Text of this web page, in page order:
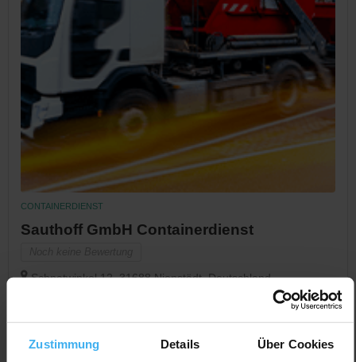
Zustimmung Details Über Cookies
CONTAINERDIENST
Sauthoff GmbH Containerdienst
Schnatwinkel 12, 31688 Nienstädt, Deutschland